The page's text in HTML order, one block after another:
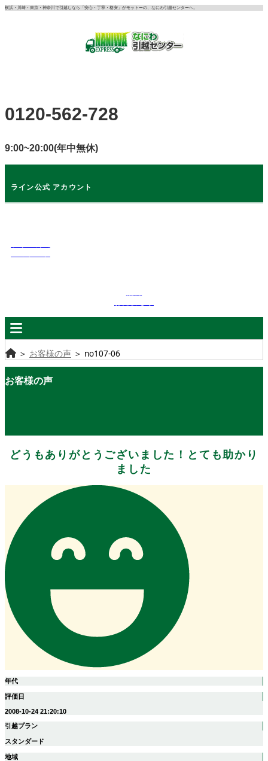
コ
ッ
プ
横浜・川崎・東京・神奈川で引越しなら「安心・丁寧・格安」がモットーの、なにわ引越センターへ。
0120-562-728
9:00~20:00(年中無休)
ライン公式 アカウント
＞ お客様の声 ＞ no107-06
お客様の声
どうもありがとうございました！とても助かり
ました
年代
評価日
2008-10-24 21:20:10
引越プラン
スタンダード
地域